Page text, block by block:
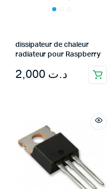
dissipateur de chaleur
radiateur pour Raspberry
د.ت